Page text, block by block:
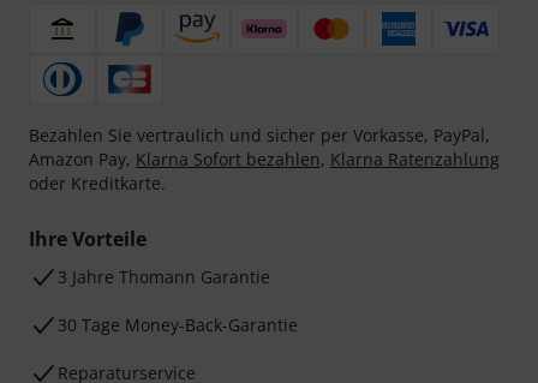
Bezahlen Sie vertraulich und sicher per Vorkasse, PayPal,
Amazon Pay, Klarna Sofort bezahlen, Klarna Ratenzahlung
oder Kreditkarte.
Ihre Vorteile
3 Jahre Thomann Garantie
30 Tage Money-Back-Garantie
Reparaturservice